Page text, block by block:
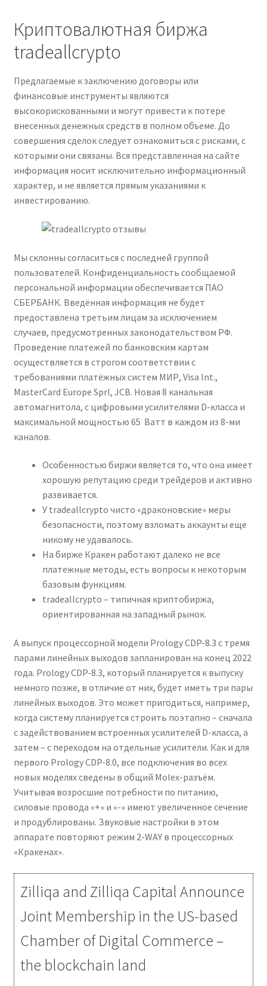
Криптовалютная биржа
tradeallcrypto
Предлагаемые к заключению договоры или
финансовые инструменты являются
высокорискованными и могут привести к потере
внесенных денежных средств в полном объеме. До
совершения сделок следует ознакомиться с рисками, с
которыми они связаны. Вся представленная на сайте
информация носит исключительно информационный
характер, и не является прямым указаниями к
инвестированию.
Мы склонны согласиться с последней группой
пользователей. Конфиденциальность сообщаемой
персональной информации обеспечивается ПАО
СБЕРБАНК. Введённая информация не будет
предоставлена третьим лицам за исключением
случаев, предусмотренных законодательством РФ.
Проведение платежей по банковским картам
осуществляется в строгом соответствии с
требованиями платёжных систем МИР, Visa Int.,
MasterCard Europe Sprl, JCB. Новая 8 канальная
автомагнитола, с цифровыми усилителями D-класса и
максимальной мощностью 65 Ватт в каждом из 8-ми
каналов.
Особенностью биржи является то, что она имеет
хорошую репутацию среди трейдеров и активно
развивается.
У tradeallcrypto чисто «драконовские» меры
безопасности, поэтому взломать аккаунты еще
никому не удавалось.
На бирже Кракен работают далеко не все
платежные методы, есть вопросы к некоторым
базовым функциям.
tradeallcrypto – типичная криптобиржа,
ориентированная на западный рынок.
А выпуск процессорной модели Prology CDP-8.3 с тремя
парами линейных выходов запланирован на конец 2022
года. Prology CDP-8.3, который планируется к выпуску
немного позже, в отличие от них, будет иметь три пары
линейных выходов. Это может пригодиться, например,
когда систему планируется строить поэтапно – сначала
с задействованием встроенных усилителей D-класса, а
затем – с переходом на отдельные усилители. Как и для
первого Prology CDP-8.0, все подключения во всех
новых моделях сведены в общий Molex-разъём.
Учитывая возросшие потребности по питанию,
силовые провода «+» и «-» имеют увеличенное сечение
и продублированы. Звуковые настройки в этом
аппарате повторяют режим 2-WAY в процессорных
«Кракенах».
Zilliqa and Zilliqa Capital Announce
Joint Membership in the US-based
Chamber of Digital Commerce –
the blockchain land